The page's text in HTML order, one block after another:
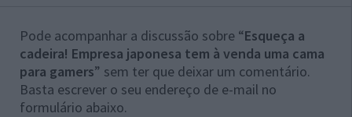
Pode acompanhar a discussão sobre “Esqueça a
cadeira! Empresa japonesa tem à venda uma cama
para gamers” sem ter que deixar um comentário.
Basta escrever o seu endereço de e-mail no
formulário abaixo.